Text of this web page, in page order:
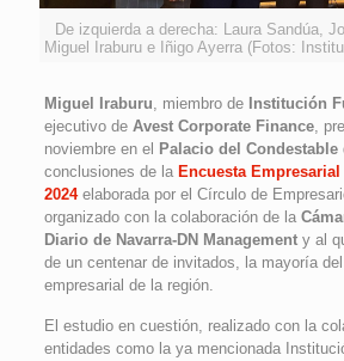
De izquierda a derecha: Laura Sandúa,
Miguel Iraburu e Iñigo Ayerra (Fotos:
Miguel Iraburu, miembro de Institución
ejecutivo de Avest Corporate Finance,
noviembre en el Palacio del Condestable
conclusiones de la Encuesta
2024elaborada por el Círculo de
organizado con la colaboración de la
Diario de Navarra-DN Managementy al
de un centenar de invitados, la mayoría
empresarial de la región.
El estudio en cuestión, realizado con la
entidades como la ya mencionada